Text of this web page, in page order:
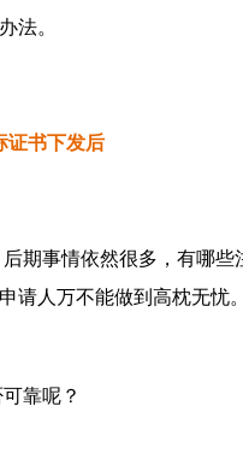
法。
证书下发后
事情依然很多，有哪
请人万不能做到高枕无忧。
靠呢？